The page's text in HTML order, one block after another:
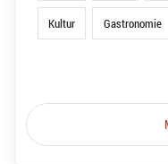
Kultur Gastronomie